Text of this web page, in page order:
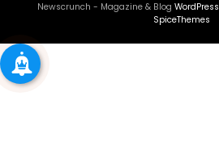
Newscrunch - Magazine & Blog WordPress
SpiceThemes